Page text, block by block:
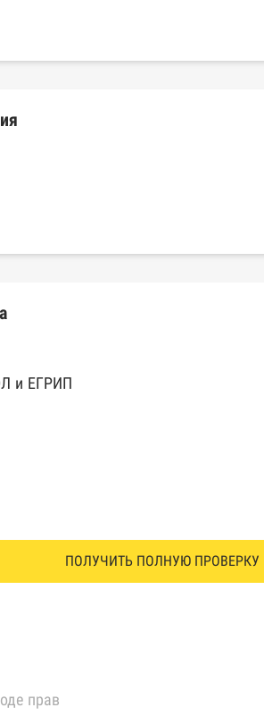
и ЕГРИП
ПОЛУЧИТЬ ПОЛНУЮ ПРОВЕРКУ
прав